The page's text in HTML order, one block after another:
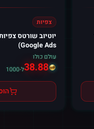
צפיות
יוטיוב שורטס
Google Ads)
עולם כולו
38.88ל-1000